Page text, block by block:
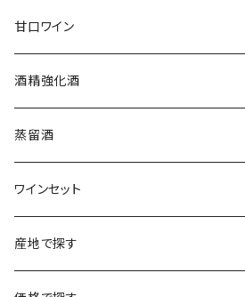
クリスチャン・ゴセ
クロード・カザル
ジェローム・ルフェーヴル
シャルトーニュ・タイエ
シャルル・エドシック
ブルゴーニュ
ロワール
オーストラリア
ニュージーランド
南アフリカ
チリ
スロヴァキア
アルザス
シュッド・ウエスト
スロヴァキア
オーストラリア
ニュージーランド
南アフリカ
チリ
甘口ワイン
フランス
ソーテルヌ
酒精強化酒
蒸留酒
ワインセット
福袋
産地で探す